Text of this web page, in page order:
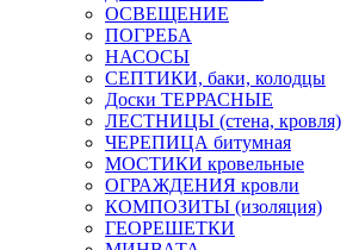
ОСВЕЩЕНИЕ
ПОГРЕБА
НАСОСЫ
СЕПТИКИ, баки, колодцы
Доски ТЕРРАСНЫЕ
ЛЕСТНИЦЫ (стена, кровля)
ЧЕРЕПИЦА битумная
МОСТИКИ кровельные
ОГРАЖДЕНИЯ кровли
КОМПОЗИТЫ (изоляция)
ГЕОРЕШЕТКИ